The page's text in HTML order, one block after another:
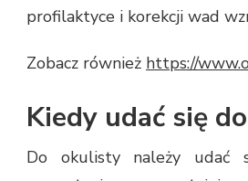
profilaktyce i korekcji wad
Zobacz również https://
Kiedy udać się
Do okulisty należy udać